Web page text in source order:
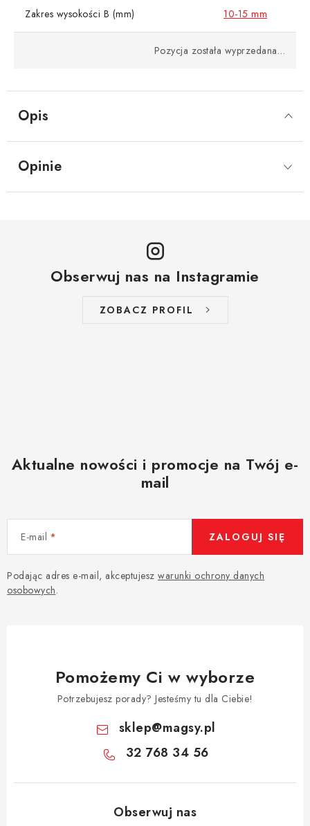
Opis
Zakres wysokości B (mm) 10-15 mm
Pozycja została wyprzedana…
Opinie
Obserwuj nas na Instagramie
ZOBACZ PROFIL
Aktualne nowości i promocje na Twój e-
mail
E-mail
Podając adres e-mail, akceptujesz warunki ochrony danych
osobowych.
ZALOGUJ SIĘ
Pomożemy Ci w wyborze
Potrzebujesz porady? Jesteśmy tu dla Ciebie!
sklep@magsy.pl
32 768 34 56